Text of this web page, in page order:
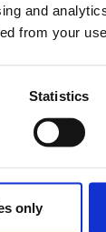
and
from your
Statistics
only
Παρασκευή
την εφαρμογή
του
και